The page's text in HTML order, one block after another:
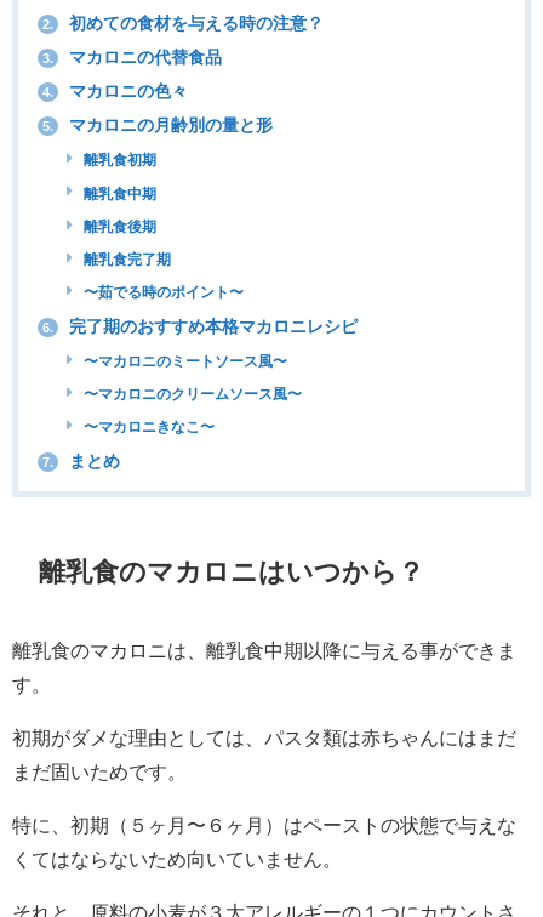
2. 初めての食材を与える時の注意？
3. マカロニの代替食品
4. マカロニの色々
5. マカロニの月齢別の量と形
離乳食初期
離乳食中期
離乳食後期
離乳食完了期
〜茹でる時のポイント〜
6. 完了期のおすすめ本格マカロニレシピ
〜マカロニのミートソース風〜
〜マカロニのクリームソース風〜
〜マカロニきなこ〜
7. まとめ
離乳食のマカロニはいつから？
離乳食のマカロニは、離乳食中期以降に与える事ができま
す。
初期がダメな理由としては、パスタ類は赤ちゃんにはまだ
まだ固いためです。
特に、初期（５ヶ月〜６ヶ月）はペーストの状態で与えな
くてはならないため向いていません。
それと、原料の小麦が３大アレルギーの１つにカウントさ